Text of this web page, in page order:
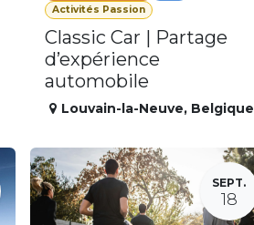
Activités Passion
Classic Car | Partage
d’expérience
automobile
Louvain-la-Neuve, Belgique
SEPT.
18